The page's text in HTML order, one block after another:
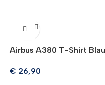
Airbus A380 T-Shirt Blau
€ 26,90